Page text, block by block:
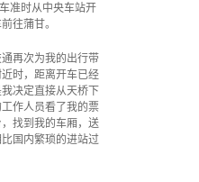
准时从中央车站开
往蒲甘。
再次为我的出行带
时，距离开车已经
决定直接从天桥下
作人员看了我的票
找到我的车厢，送
国内繁琐的进站过